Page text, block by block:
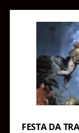
FESTA DA